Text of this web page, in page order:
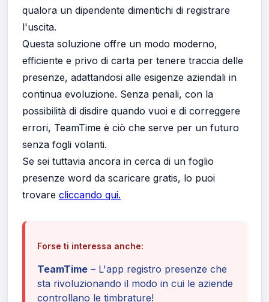
qualora un dipendente dimentichi di registrare
l'uscita.
Questa soluzione offre un modo moderno,
efficiente e privo di carta per tenere traccia delle
presenze, adattandosi alle esigenze aziendali in
continua evoluzione. Senza penali, con la
possibilità di disdire quando vuoi e di correggere
errori, TeamTime è ciò che serve per un futuro
senza fogli volanti.
Se sei tuttavia ancora in cerca di un foglio
presenze word da scaricare gratis, lo puoi
trovare cliccando qui.
Forse ti interessa anche:
TeamTime – L'app registro presenze che
sta rivoluzionando il modo in cui le aziende
controllano le timbrature!